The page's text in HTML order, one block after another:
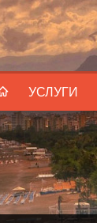
УСЛУГИ